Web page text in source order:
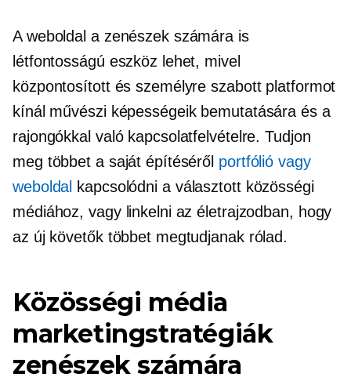
A weboldal a zenészek számára is
létfontosságú eszköz lehet, mivel
központosított és személyre szabott platformot
kínál művészi képességeik bemutatására és a
rajongókkal való kapcsolatfelvételre. Tudjon
meg többet a saját építéséről portfólió vagy
weboldal kapcsolódni a választott közösségi
médiához, vagy linkelni az életrajzodban, hogy
az új követők többet megtudjanak rólad.
Közösségi média
marketingstratégiák
zenészek számára